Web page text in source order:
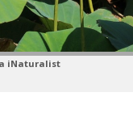
iNaturalist